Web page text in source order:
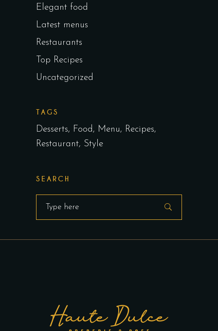
Elegant food
Latest menus
Restaurants
Top Recipes
Uncategorized
TAGS
Desserts Food Menu
Recipes
Restaurant Style
SEARCH
Search